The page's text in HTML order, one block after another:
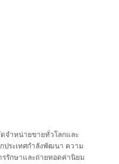
จำหน่ายขายทั่วโลกและ
ประเทศกำลังพัฒนา ความ
รักษาและถ่ายทอดค่านิยม